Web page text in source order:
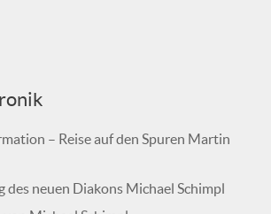
– Reise auf den Spuren Martin
neuen Diakons Michael Schimpl